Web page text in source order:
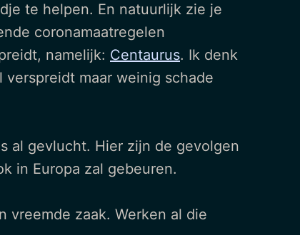
te helpen. En natuurlijk zie je
coronamaatregelen
namelijk: Centaurus. Ik denk
maar weinig schade
al gevlucht. Hier zijn de gevolgen
in Europa zal gebeuren.
vreemde zaak. Werken al die